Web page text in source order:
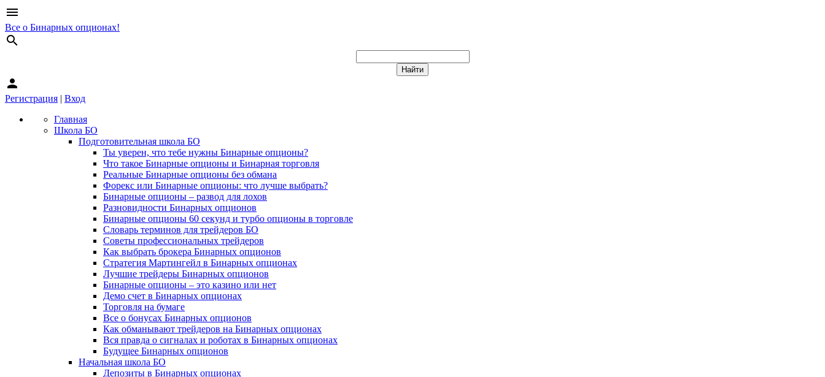
menu
Все о Бинарных опционах!
search
person
Регистрация | Вход
Главная
Школа БО
Подготовительная школа БО
Ты уверен, что тебе нужны Бинарные опционы?
Что такое Бинарные опционы и Бинарная торговля
Реальные Бинарные опционы без обмана
Форекс или Бинарные опционы: что лучше выбрать?
Бинарные опционы – развод для лохов
Разновидности Бинарных опционов
Бинарные опционы 60 секунд и турбо опционы в торговле
Словарь терминов для трейдеров БО
Советы профессиональных трейдеров
Как выбрать брокера Бинарных опционов
Стратегия Мартингейл в Бинарных опционах
Лучшие трейдеры Бинарных опционов
Бинарные опционы – это казино или нет
Демо счет в Бинарных опционах
Торговля на бумаге
Все о бонусах Бинарных опционов
Как обманывают трейдеров на Бинарных опционах
Вся правда о сигналах и роботах в Бинарных опционах
Будущее Бинарных опционов
Начальная школа БО
Депозиты в Бинарных опционах